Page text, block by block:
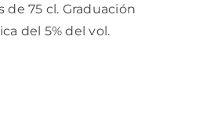
de 75 cl. Graduación
del 5% del vol.